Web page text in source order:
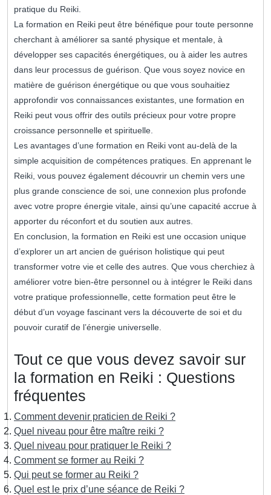
pratique du Reiki.
La formation en Reiki peut être bénéfique pour toute personne
cherchant à améliorer sa santé physique et mentale, à
développer ses capacités énergétiques, ou à aider les autres
dans leur processus de guérison. Que vous soyez novice en
matière de guérison énergétique ou que vous souhaitiez
approfondir vos connaissances existantes, une formation en
Reiki peut vous offrir des outils précieux pour votre propre
croissance personnelle et spirituelle.
Les avantages d’une formation en Reiki vont au-delà de la
simple acquisition de compétences pratiques. En apprenant le
Reiki, vous pouvez également découvrir un chemin vers une
plus grande conscience de soi, une connexion plus profonde
avec votre propre énergie vitale, ainsi qu’une capacité accrue à
apporter du réconfort et du soutien aux autres.
En conclusion, la formation en Reiki est une occasion unique
d’explorer un art ancien de guérison holistique qui peut
transformer votre vie et celle des autres. Que vous cherchiez à
améliorer votre bien-être personnel ou à intégrer le Reiki dans
votre pratique professionnelle, cette formation peut être le
début d’un voyage fascinant vers la découverte de soi et du
pouvoir curatif de l’énergie universelle.
Tout ce que vous devez savoir sur
la formation en Reiki : Questions
fréquentes
Comment devenir praticien de Reiki ?
Quel niveau pour être maître reiki ?
Quel niveau pour pratiquer le Reiki ?
Comment se former au Reiki ?
Qui peut se former au Reiki ?
Quel est le prix d’une séance de Reiki ?